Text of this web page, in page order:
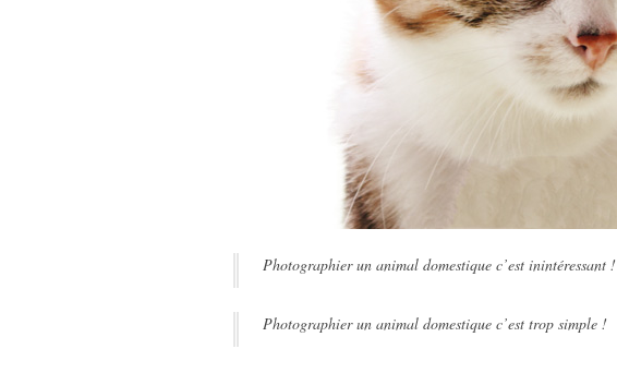
Photographier un animal domestique c’est inintéressant !
Photographier un animal domestique c’est trop simple !